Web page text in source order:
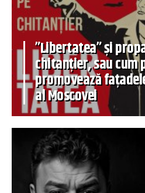
”Libertatea” și
chitanțier, sau cum
promovează
al Moscovei